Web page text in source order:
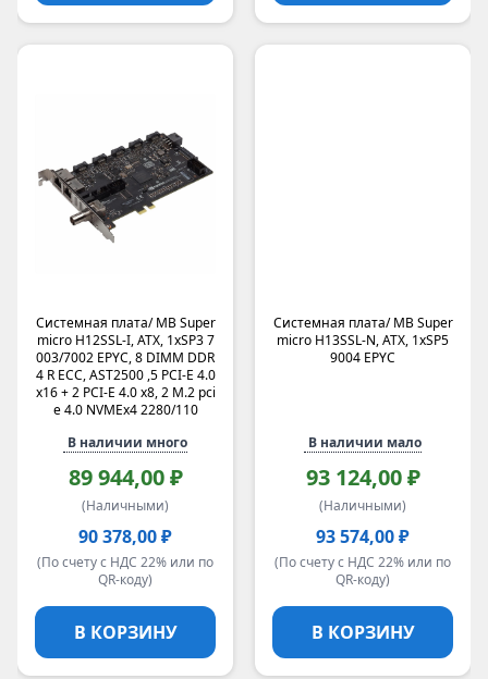
DKC
INVT
Rexant
Gooxi
Lr-Link
LENOVO
INTEL
MICRON
LANNER
MITAC
INFORTREND
HPE
Broadcom_LSI
IN WIN
MikroTik
Future Technologies
Huawei eKit
Ubiquiti
APC by Schneider Electric
ELEMY
Системная плата/ MB Super
micro H12SSL-I, ATX, 1xSP3 7
003/7002 EPYC, 8 DIMM DDR
4 R ECC, AST2500 ,5 PCI-E 4.0
x16 + 2 PCI-E 4.0 x8, 2 M.2 pci
e 4.0 NVMEx4 2280/110
В наличии много
89 944,00 ₽
(Наличными)
90 378,00 ₽
(По счету с НДС 22% или по
QR-коду)
В КОРЗИНУ
Системная плата/ MB Super
micro H13SSL-N, ATX, 1xSP5
9004 EPYC
В наличии мало
93 124,00 ₽
(Наличными)
93 574,00 ₽
(По счету с НДС 22% или по
QR-коду)
В КОРЗИНУ